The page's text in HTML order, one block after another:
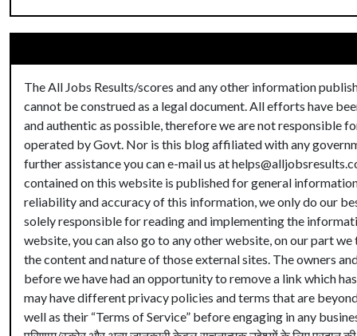
The All Jobs Results/scores and any other information
cannot be construed as a legal document. All efforts have
and authentic as possible, therefore we are not responsible
operated by Govt. Nor is this blog affiliated with any
further assistance you can e-mail us at
contained on this website is published for general
reliability and accuracy of this information, we only do our
solely responsible for reading and implementing the
website, you can also go to any other website, on our part
the content and nature of those external sites. The owners
before we have had an opportunity to remove a link which
may have different privacy policies and terms that are
well as their “Terms of Service” before engaging in any